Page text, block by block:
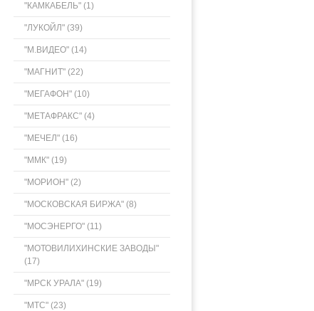
"КАМКАБЕЛЬ" (1)
"ЛУКОЙЛ" (39)
"М.ВИДЕО" (14)
"МАГНИТ" (22)
"МЕГАФОН" (10)
"МЕТАФРАКС" (4)
"МЕЧЕЛ" (16)
"ММК" (19)
"МОРИОН" (2)
"МОСКОВСКАЯ БИРЖА" (8)
"МОСЭНЕРГО" (11)
"МОТОВИЛИХИНСКИЕ ЗАВОДЫ"
(17)
"МРСК УРАЛА" (19)
"МТС" (23)